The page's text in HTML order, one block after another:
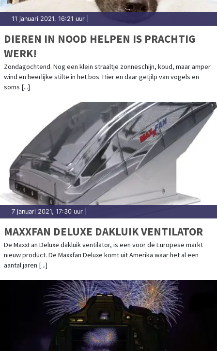
11 januari 2021, 16:21 uur
DIEREN IN NOOD HELPEN IS PRACHTIG
WERK!
Zondagochtend. Nog een klein straaltje zonneschijn, koud, maar amper
wind en heerlijke stilte in het bos. Hier en daar getjilp van vogels en
soms [...]
7 januari 2021, 17:30 uur
MAXXFAN DELUXE DAKLUIK VENTILATOR
De MaxxFan Deluxe dakluik ventilator, is een voor de Europese markt
nieuw product. De Maxxfan Deluxe komt uit Amerika waar het al een
aantal jaren [...]